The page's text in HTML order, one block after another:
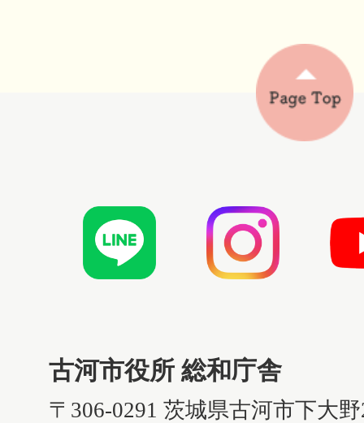
古河市役所 総和庁舎
〒306-0291 茨城県古河市下大